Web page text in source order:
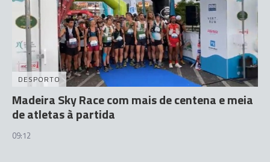
DESPORTO
Madeira Sky Race com mais de centena e meia
de atletas à partida
09:12